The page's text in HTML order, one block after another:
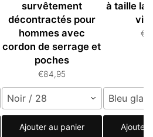
survêtement
décontractés pour
hommes avec
cordon de serrage et
poches
€84,95
Noir / 28
Ajouter au panier
à taille
Bleu
Ajouter